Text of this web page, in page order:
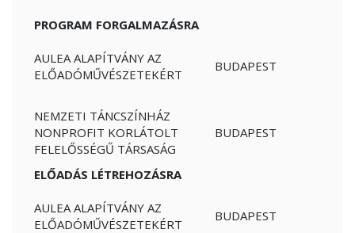
PROGRAM FORGALMAZÁSRA
AULEA ALAPÍTVÁNY AZ
ELŐADÓMŰVÉSZETEKÉRT
BUDAPEST
NEMZETI TÁNCSZÍNHÁZ
NONPROFIT KORLÁTOLT
FELELŐSSÉGŰ TÁRSASÁG
BUDAPEST
ELŐADÁS LÉTREHOZÁSRA
AULEA ALAPÍTVÁNY AZ
ELŐADÓMŰVÉSZETEKÉRT
BUDAPEST